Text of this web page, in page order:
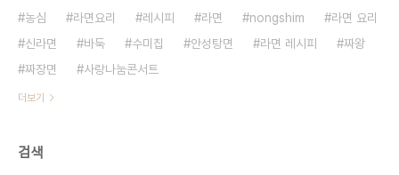
농심
라면요리 레시피 라면 nongshim
라면 요리
신라면
바둑 수미칩 안성탕면 라면 레시피
짜왕
짜장면
사랑나눔콘서트
더보기
검색